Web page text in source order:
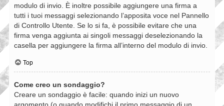
modulo di invio. È inoltre possibile aggiungere una firma a
tutti i tuoi messaggi selezionando l’apposita voce nel Pannello
di Controllo Utente. Se lo si fa, è possibile evitare che una
firma venga aggiunta ai singoli messaggi deselezionando la
casella per aggiungere la firma all’interno del modulo di invio.
Top
Come creo un sondaggio?
Creare un sondaggio è facile: quando inizi un nuovo